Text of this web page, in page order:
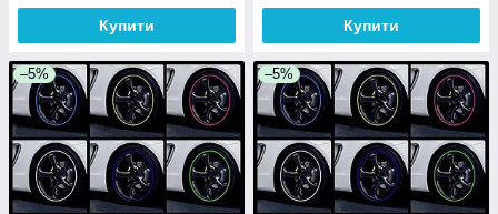
Купити Купити
–5% –5%